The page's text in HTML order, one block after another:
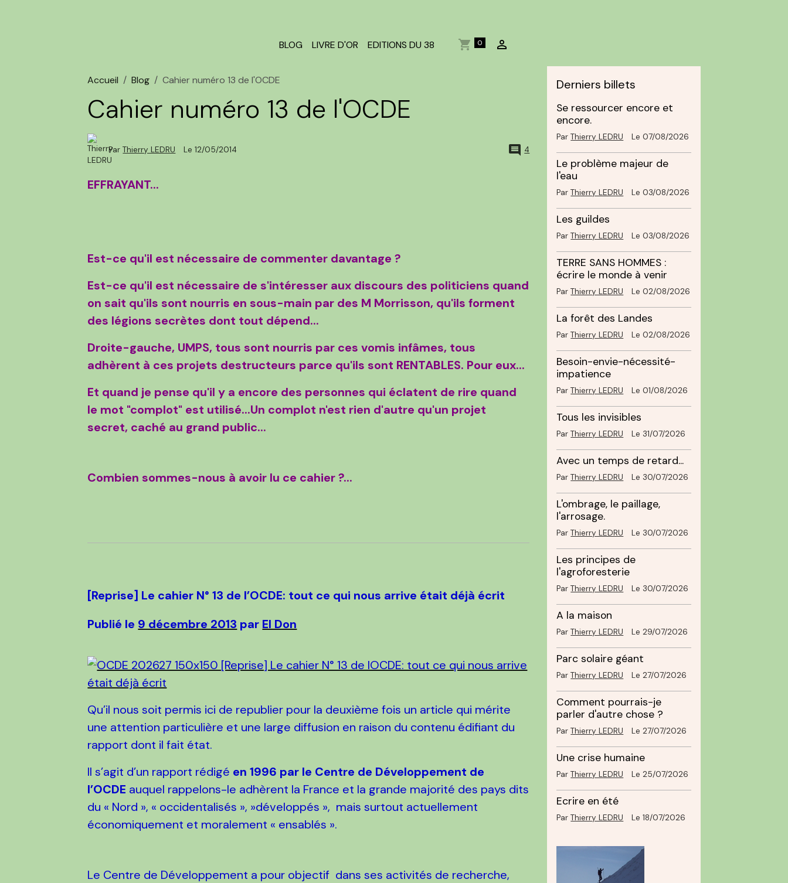
BLOG LIVRE D'OR EDITIONS DU 38 0
Accueil Blog Cahier numéro 13 de l'OCDE
Cahier numéro 13 de l'OCDE
ParThierry LEDRU Le 12/05/2014 4
EFFRAYANT...
Est-ce qu'il est nécessaire de commenter davantage ?
Est-ce qu'il est nécessaire de s'intéresser aux discours des politiciens quand
on sait qu'ils sont nourris en sous-main par des M Morrisson, qu'ils forment
des légions secrètes dont tout dépend...
Droite-gauche, UMPS, tous sont nourris par ces vomis infâmes, tous
adhèrent à ces projets destructeurs parce qu'ils sont RENTABLES. Pour eux...
Et quand je pense qu'il y a encore des personnes qui éclatent de rire quand
le mot "complot" est utilisé...Un complot n'est rien d'autre qu'un projet
secret, caché au grand public...
Combien sommes-nous à avoir lu ce cahier ?...
[Reprise] Le cahier N° 13 de l’OCDE: tout ce qui nous arrive était déjà écrit
Publié le 9 décembre 2013 par El Don
Qu’il nous soit permis ici de republier pour la deuxième fois un article qui mérite
une attention particulière et une large diffusion en raison du contenu édifiant du
rapport dont il fait état.
Il s’agit d’un rapport rédigé en 1996 par le Centre de Développement de
l’OCDE auquel rappelons-le adhèrent la France et la grande majorité des pays dits
du « Nord », « occidentalisés », »développés », mais surtout actuellement
économiquement et moralement « ensablés ».
Le Centre de Développement a pour objectif dans ses activités de recherche,
Derniers billets
Se ressourcer encore et
encore.
ParThierry LEDRU Le 07/08/2026
Le problème majeur de
l'eau
ParThierry LEDRU Le 03/08/2026
Les guildes
ParThierry LEDRU Le 03/08/2026
TERRE SANS HOMMES :
écrire le monde à venir
ParThierry LEDRU Le 02/08/2026
La forêt des Landes
ParThierry LEDRU Le 02/08/2026
Besoin-envie-nécessité-
impatience
ParThierry LEDRU Le 01/08/2026
Tous les invisibles
ParThierry LEDRU Le 31/07/2026
Avec un temps de retard...
ParThierry LEDRU Le 30/07/2026
L'ombrage, le paillage,
l'arrosage.
ParThierry LEDRU Le 30/07/2026
Les principes de
l'agroforesterie
ParThierry LEDRU Le 30/07/2026
A la maison
ParThierry LEDRU Le 29/07/2026
Parc solaire géant
ParThierry LEDRU Le 27/07/2026
Comment pourrais-je
parler d'autre chose ?
ParThierry LEDRU Le 27/07/2026
Une crise humaine
ParThierry LEDRU Le 25/07/2026
Ecrire en été
ParThierry LEDRU Le 18/07/2026